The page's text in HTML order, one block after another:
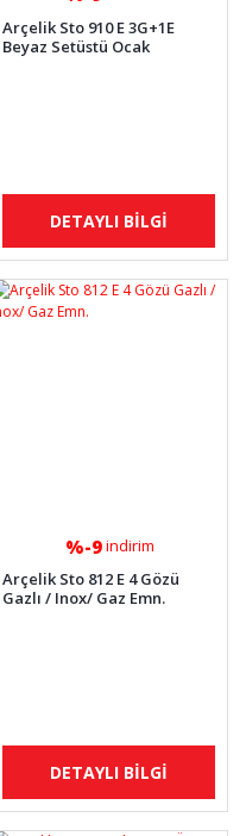
Arçelik Sto 910 E 3G+1E
Beyaz Setüstü Ocak
DETAYLI BİLGİ
%-9indirim
Arçelik Sto 812 E 4 Gözü
Gazlı / Inox/ Gaz Emn.
DETAYLI BİLGİ